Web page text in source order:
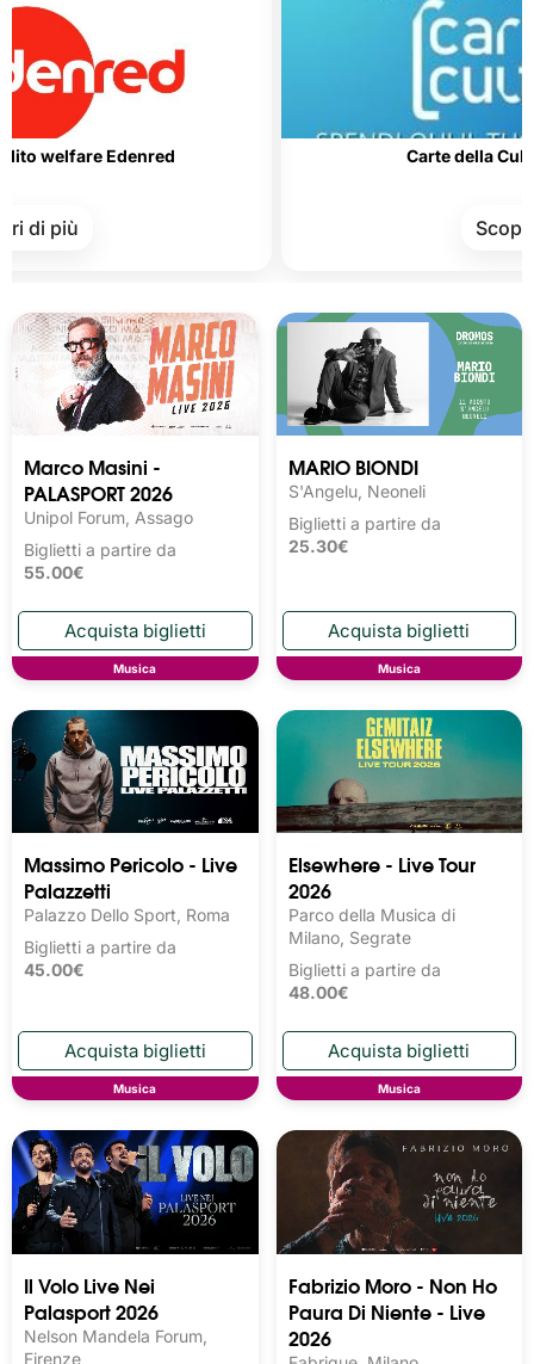
Marco Masini -
PALASPORT 2026
Unipol Forum, Assago
Biglietti a partire da
55.00€
Musica
MARIO BIONDI
S'Angelu, Neoneli
Biglietti a partire da
25.30€
Musica
Massimo Pericolo - Live
Palazzetti
Palazzo Dello Sport, Roma
Biglietti a partire da
45.00€
Musica
Elsewhere - Live Tour
2026
Parco della Musica di
Milano, Segrate
Biglietti a partire da
48.00€
Musica
Il Volo Live Nei
Palasport 2026
Nelson Mandela Forum,
Firenze
Fabrizio Moro - Non Ho
Paura Di Niente - Live
2026
Edenred Carte della Cultura e del
Scopri di più